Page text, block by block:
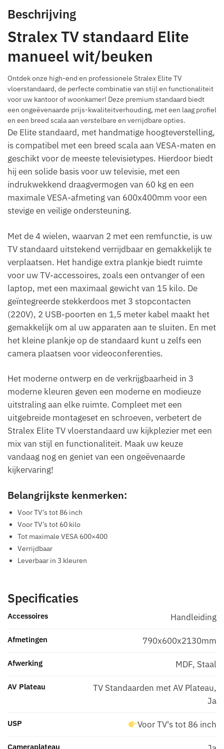
Beschrijving
Stralex TV standaard Elite
manueel wit/beuken
Ontdek onze high-end en professionele Stralex Elite TV
vloerstandaard, de perfecte combinatie van stijl en functionaliteit
voor uw kantoor of woonkamer! Deze premium standaard biedt
een ongeëvenaarde prijs-kwaliteitverhouding, met een laag profiel
en een breed scala aan verstelbare en verrijdbare opties.
De Elite standaard, met handmatige hoogteverstelling,
is compatibel met een breed scala aan VESA-maten en
geschikt voor de meeste televisietypes. Hierdoor biedt
hij een solide basis voor uw televisie, met een
indrukwekkend draagvermogen van 60 kg en een
maximale VESA-afmeting van 600x400mm voor een
stevige en veilige ondersteuning.
Met de 4 wielen, waarvan 2 met een remfunctie, is uw
TV standaard uitstekend verrijdbaar en gemakkelijk te
verplaatsen. Het handige extra plankje biedt ruimte
voor uw TV-accessoires, zoals een ontvanger of een
laptop, met een maximaal gewicht van 15 kilo. De
geïntegreerde stekkerdoos met 3 stopcontacten
(220V), 2 USB-poorten en 1,5 meter kabel maakt het
gemakkelijk om al uw apparaten aan te sluiten. En met
het kleine plankje op de standaard kunt u zelfs een
camera plaatsen voor videoconferenties.
Het moderne ontwerp en de verkrijgbaarheid in 3
moderne kleuren geven een moderne en modieuze
uitstraling aan elke ruimte. Compleet met een
uitgebreide montageset en schroeven, verbetert de
Stralex Elite TV vloerstandaard uw kijkplezier met een
mix van stijl en functionaliteit. Maak uw keuze
vandaag nog en geniet van een ongeëvenaarde
kijkervaring!
Belangrijkste kenmerken:
Voor TV’s tot 86 inch
Voor TV’s tot 60 kilo
Tot maximale VESA 600×400
Verrijdbaar
Leverbaar in 3 kleuren
Specificaties
Accessoires Handleiding
Afmetingen 790x600x2130mm
Afwerking MDF, Staal
AV Plateau TV Standaarden met AV Plateau,
Ja
USP Voor TV's tot 86 inch
Cameraplateau